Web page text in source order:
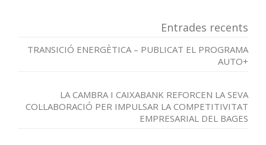
Entrades recents
TRANSICIÓ ENERGÈTICA – PUBLICAT EL PROGRAMA
AUTO+
LA CAMBRA I CAIXABANK REFORCEN LA SEVA
COL·LABORACIÓ PER IMPULSAR LA COMPETITIVITAT
EMPRESARIAL DEL BAGES